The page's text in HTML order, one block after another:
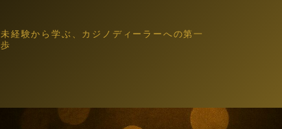
未経験から学ぶ、カジノディーラーへの第一
歩